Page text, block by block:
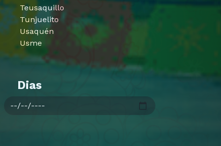
Teusaquillo
Tunjuelito
Usaquén
Usme
Dias